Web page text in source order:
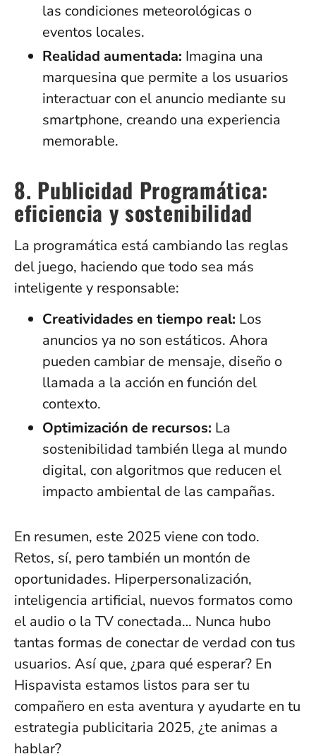
las condiciones meteorológicas o
eventos locales.
Realidad aumentada: Imagina una
marquesina que permite a los usuarios
interactuar con el anuncio mediante su
smartphone, creando una experiencia
memorable.
8. Publicidad Programática:
eficiencia y sostenibilidad
La programática está cambiando las reglas
del juego, haciendo que todo sea más
inteligente y responsable:
Creatividades en tiempo real: Los
anuncios ya no son estáticos. Ahora
pueden cambiar de mensaje, diseño o
llamada a la acción en función del
contexto.
Optimización de recursos: La
sostenibilidad también llega al mundo
digital, con algoritmos que reducen el
impacto ambiental de las campañas.
En resumen, este 2025 viene con todo.
Retos, sí, pero también un montón de
oportunidades. Hiperpersonalización,
inteligencia artificial, nuevos formatos como
el audio o la TV conectada… Nunca hubo
tantas formas de conectar de verdad con tus
usuarios. Así que, ¿para qué esperar? En
Hispavista estamos listos para ser tu
compañero en esta aventura y ayudarte en tu
estrategia publicitaria 2025, ¿te animas a
hablar?